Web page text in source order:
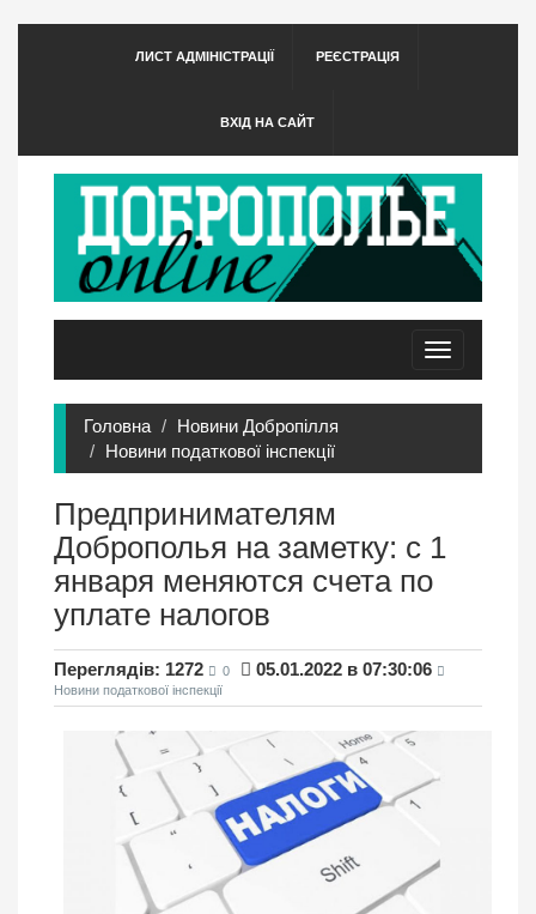
ЛИСТ АДМІНІСТРАЦІЇ РЕЄСТРАЦІЯ
ВХІД НА САЙТ
Toggle
navigation
Головна
Новини Добропілля
Новини податкової інспекції
Предпринимателям
Доброполья на заметку: с 1
января меняются счета по
уплате налогов
Переглядів: 1272 0 05.01.2022 в 07:30:06
Новини податкової інспекції